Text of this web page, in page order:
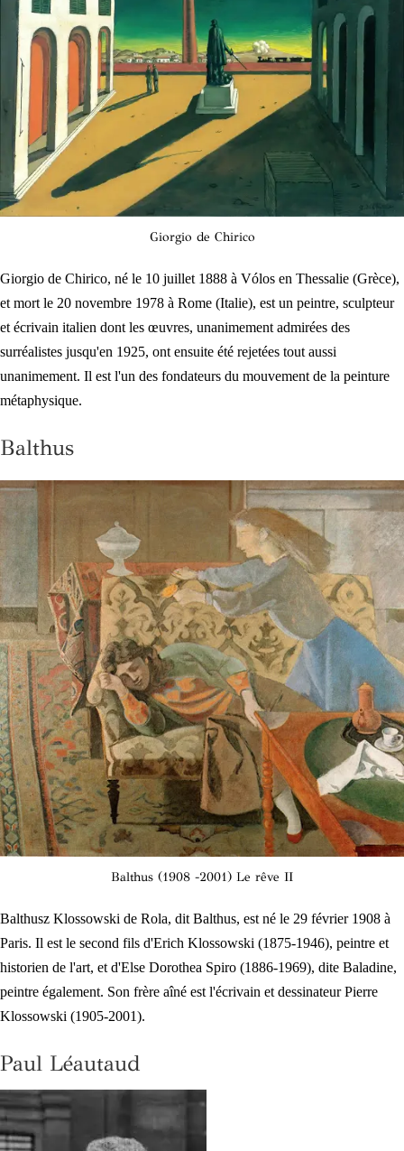
Giorgio de Chirico
Giorgio de Chirico, né le 10 juillet 1888 à Vólos en Thessalie (Grèce),
et mort le 20 novembre 1978 à Rome (Italie), est un peintre, sculpteur
et écrivain italien dont les œuvres, unanimement admirées des
surréalistes jusqu'en 1925, ont ensuite été rejetées tout aussi
unanimement. Il est l'un des fondateurs du mouvement de la peinture
métaphysique.
Balthus
Balthus (1908 -2001) Le rêve II
Balthusz Klossowski de Rola, dit Balthus, est né le 29 février 1908 à
Paris. Il est le second fils d'Erich Klossowski (1875-1946), peintre et
historien de l'art, et d'Else Dorothea Spiro (1886-1969), dite Baladine,
peintre également. Son frère aîné est l'écrivain et dessinateur Pierre
Klossowski (1905-2001).
Paul Léautaud